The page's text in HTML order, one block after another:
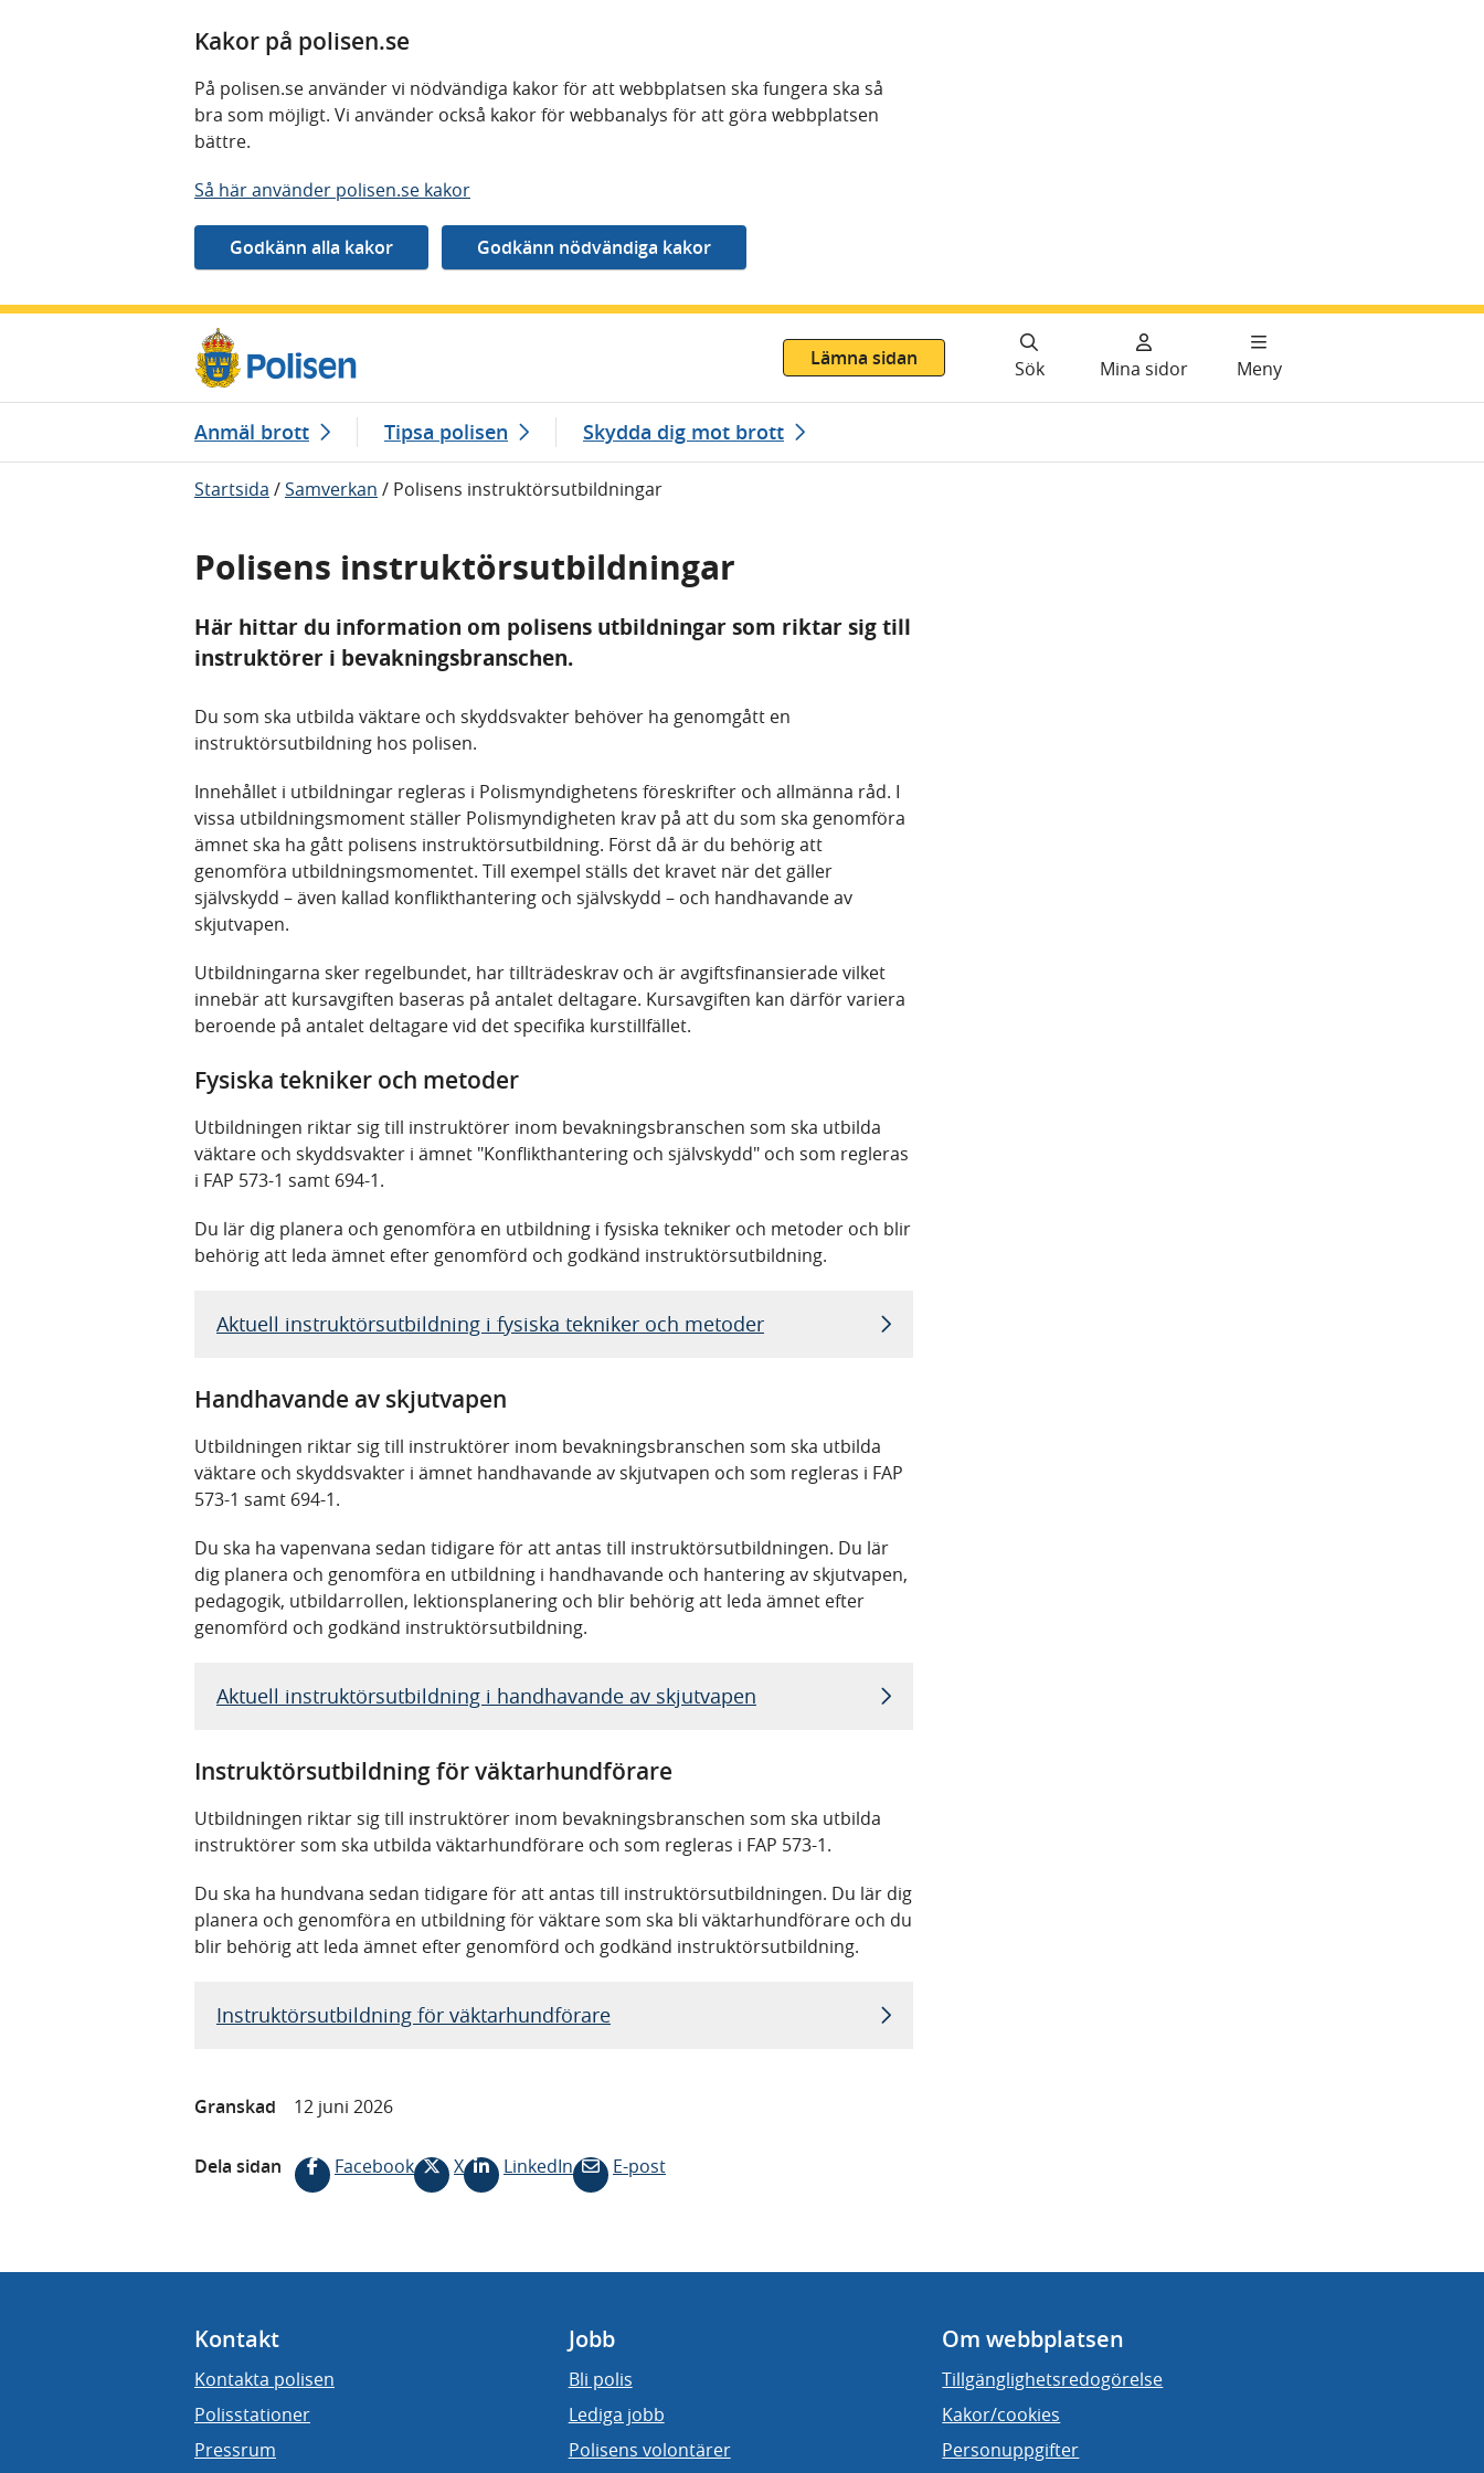
Kakor på polisen.se
På polisen.se använder vi nödvändiga kakor för att webbplatsen ska fungera ska så
bra som möjligt. Vi använder också kakor för webbanalys för att göra webbplatsen
bättre.
Så här använder polisen.se kakor
Lämna sidan
Sök Mina sidor Meny
Anmäl brott Tipsa polisen Skydda dig mot brott
Startsida /Samverkan / Polisens instruktörsutbildningar
Polisens instruktörsutbildningar
Här hittar du information om polisens utbildningar som riktar sig till
instruktörer i bevakningsbranschen.
Du som ska utbilda väktare och skyddsvakter behöver ha genomgått en
instruktörsutbildning hos polisen.
Innehållet i utbildningar regleras i Polismyndighetens föreskrifter och allmänna råd. I
vissa utbildningsmoment ställer Polismyndigheten krav på att du som ska genomföra
ämnet ska ha gått polisens instruktörsutbildning. Först då är du behörig att
genomföra utbildningsmomentet. Till exempel ställs det kravet när det gäller
självskydd – även kallad konflikthantering och självskydd – och handhavande av
skjutvapen.
Utbildningarna sker regelbundet, har tillträdeskrav och är avgiftsfinansierade vilket
innebär att kursavgiften baseras på antalet deltagare. Kursavgiften kan därför variera
beroende på antalet deltagare vid det specifika kurstillfället.
Fysiska tekniker och metoder
Utbildningen riktar sig till instruktörer inom bevakningsbranschen som ska utbilda
väktare och skyddsvakter i ämnet "Konflikthantering och självskydd" och som regleras
i FAP 573-1 samt 694-1.
Du lär dig planera och genomföra en utbildning i fysiska tekniker och metoder och blir
behörig att leda ämnet efter genomförd och godkänd instruktörsutbildning.
Aktuell instruktörsutbildning i fysiska tekniker och metoder
Handhavande av skjutvapen
Utbildningen riktar sig till instruktörer inom bevakningsbranschen som ska utbilda
väktare och skyddsvakter i ämnet handhavande av skjutvapen och som regleras i FAP
573-1 samt 694-1.
Du ska ha vapenvana sedan tidigare för att antas till instruktörsutbildningen. Du lär
dig planera och genomföra en utbildning i handhavande och hantering av skjutvapen,
pedagogik, utbildarrollen, lektionsplanering och blir behörig att leda ämnet efter
genomförd och godkänd instruktörsutbildning.
Aktuell instruktörsutbildning i handhavande av skjutvapen
Instruktörsutbildning för väktarhundförare
Utbildningen riktar sig till instruktörer inom bevakningsbranschen som ska utbilda
instruktörer som ska utbilda väktarhundförare och som regleras i FAP 573-1.
Du ska ha hundvana sedan tidigare för att antas till instruktörsutbildningen. Du lär dig
planera och genomföra en utbildning för väktare som ska bli väktarhundförare och du
blir behörig att leda ämnet efter genomförd och godkänd instruktörsutbildning.
Instruktörsutbildning för väktarhundförare
Granskad 12 juni 2026
Dela sidan Facebook X LinkedIn E-post
Kontakt
Kontakta polisen
Polisstationer
Pressrum
Jobb
Bli polis
Lediga jobb
Polisens volontärer
Om webbplatsen
Tillgänglighetsredogörelse
Kakor/cookies
Personuppgifter